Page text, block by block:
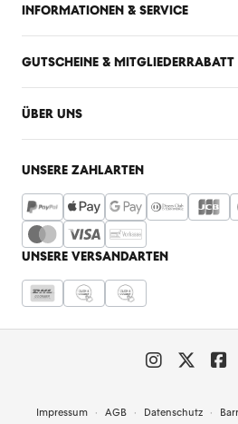
INFORMATIONEN & SERVICE
GUTSCHEINE & MITGLIEDERRABATT
ÜBER UNS
UNSERE ZAHLARTEN
UNSERE VERSANDARTEN
Impressum AGB Datenschutz